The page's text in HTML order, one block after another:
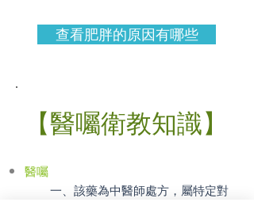
查看肥胖的原因有哪些
【醫囑衛教知識】
醫囑
一、該藥為中醫師處方，屬特定對